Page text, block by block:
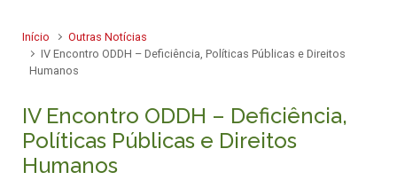
Início
Outras Notícias
IV Encontro ODDH – Deficiência, Políticas Públicas e Direitos
Humanos
IV Encontro ODDH – Deficiência,
Políticas Públicas e Direitos
Humanos